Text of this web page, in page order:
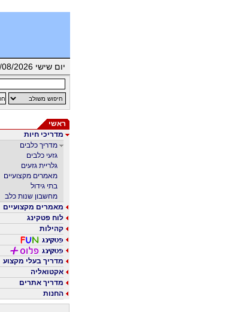
יום שישי 07/08/2026, 08:45 | ברוך/ה הבא/ה אורח/ת |
ראשי
מדריכי חיות
מדריך כלבים
גזעי כלבים
גלריית גזעים
מאמרים מקצועיים
בתי גידול
מחשבון שנות כלב
מאמרים מקצועיים
לוח פטקינג
קהילות
מדריך בעלי מקצוע
אקטואליה
מדריך אתרים
החנות